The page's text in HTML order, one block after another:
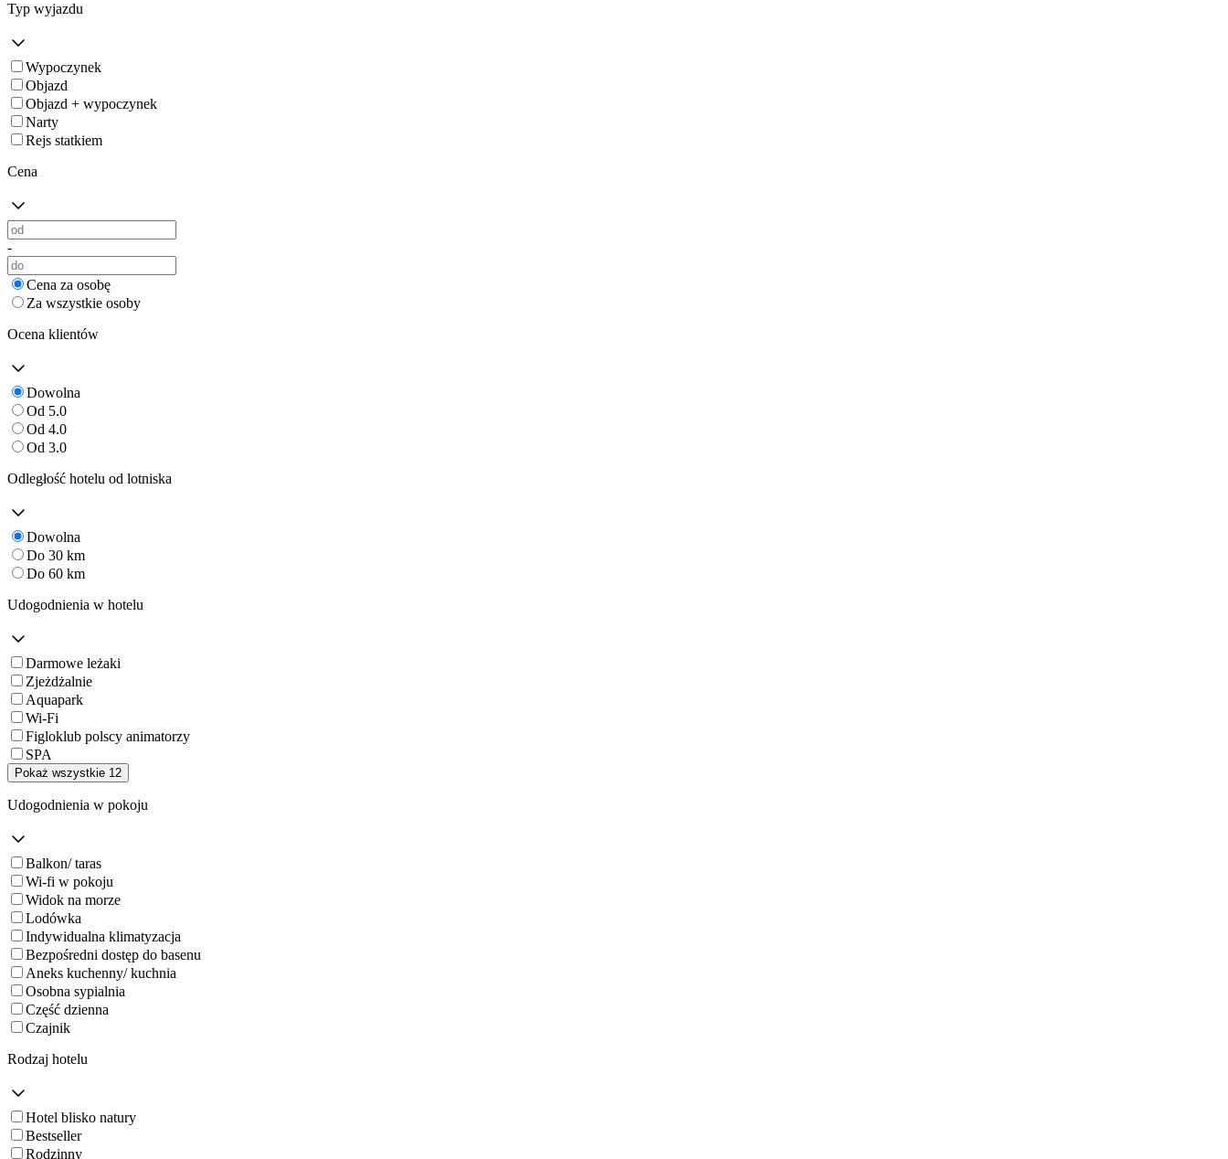
Typ wyjazdu
Wypoczynek
Objazd
Objazd + wypoczynek
Narty
Rejs statkiem
Cena
-
Cena za osobę
Za wszystkie osoby
Ocena klientów
Dowolna
Od 5.0
Od 4.0
Od 3.0
Odległość hotelu od lotniska
Dowolna
Do 30 km
Do 60 km
Udogodnienia w hotelu
Darmowe leżaki
Zjeżdżalnie
Aquapark
Wi-Fi
Figloklub polscy animatorzy
SPA
Pokaż wszystkie 12
Udogodnienia w pokoju
Balkon/ taras
Wi-fi w pokoju
Widok na morze
Lodówka
Indywidualna klimatyzacja
Bezpośredni dostęp do basenu
Aneks kuchenny/ kuchnia
Osobna sypialnia
Część dzienna
Czajnik
Rodzaj hotelu
Hotel blisko natury
Bestseller
Rodzinny